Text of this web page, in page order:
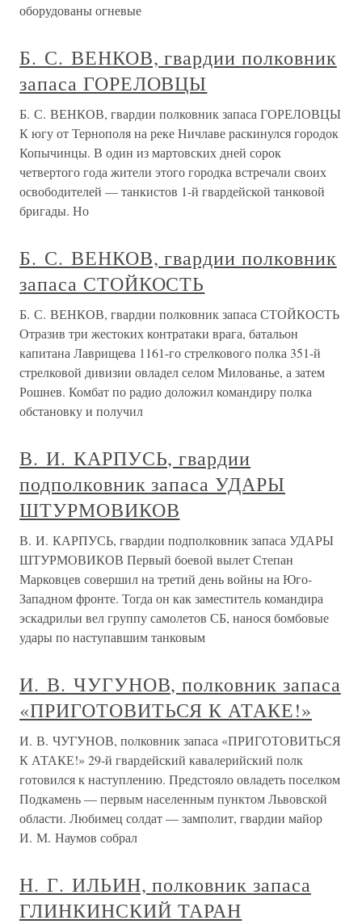
оборудованы огневые
Б. С. ВЕНКОВ, гвардии полковник
запаса ГОРЕЛОВЦЫ
Б. С. ВЕНКОВ, гвардии полковник запаса ГОРЕЛОВЦЫ
К югу от Тернополя на реке Ничлаве раскинулся городок
Копычинцы. В один из мартовских дней сорок
четвертого года жители этого городка встречали своих
освободителей — танкистов 1-й гвардейской танковой
бригады. Но
Б. С. ВЕНКОВ, гвардии полковник
запаса СТОЙКОСТЬ
Б. С. ВЕНКОВ, гвардии полковник запаса СТОЙКОСТЬ
Отразив три жестоких контратаки врага, батальон
капитана Лаврищева 1161-го стрелкового полка 351-й
стрелковой дивизии овладел селом Милованье, а затем
Рошнев. Комбат по радио доложил командиру полка
обстановку и получил
В. И. КАРПУСЬ, гвардии
подполковник запаса УДАРЫ
ШТУРМОВИКОВ
В. И. КАРПУСЬ, гвардии подполковник запаса УДАРЫ
ШТУРМОВИКОВ Первый боевой вылет Степан
Марковцев совершил на третий день войны на Юго-
Западном фронте. Тогда он как заместитель командира
эскадрильи вел группу самолетов СБ, нанося бомбовые
удары по наступавшим танковым
И. В. ЧУГУНОВ, полковник запаса
«ПРИГОТОВИТЬСЯ К АТАКЕ!»
И. В. ЧУГУНОВ, полковник запаса «ПРИГОТОВИТЬСЯ
К АТАКЕ!» 29-й гвардейский кавалерийский полк
готовился к наступлению. Предстояло овладеть поселком
Подкамень — первым населенным пунктом Львовской
области. Любимец солдат — замполит, гвардии майор
И. М. Наумов собрал
Н. Г. ИЛЬИН, полковник запаса
ГЛИНКИНСКИЙ ТАРАН